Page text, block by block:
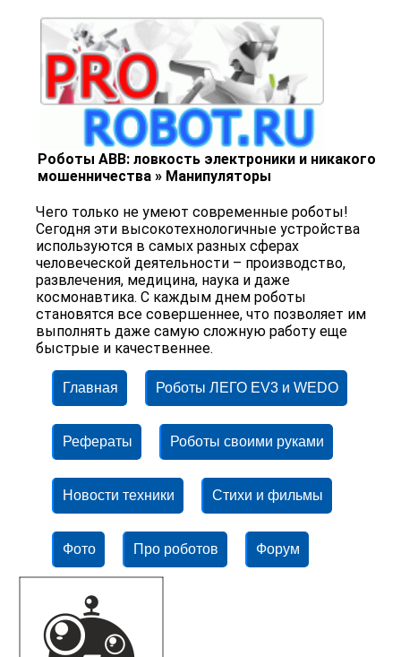
Роботы ABB: ловкость электроники и никакого
мошенничества » Манипуляторы
Чего только не умеют современные роботы!
Сегодня эти высокотехнологичные устройства
используются в самых разных сферах
человеческой деятельности – производство,
развлечения, медицина, наука и даже
космонавтика. С каждым днем роботы
становятся все совершеннее, что позволяет им
выполнять даже самую сложную работу еще
быстрые и качественнее.
Главная Роботы ЛЕГО EV3 и WEDO
Рефераты Роботы своими руками
Новости техники Стихи и фильмы
Фото Про роботов Форум